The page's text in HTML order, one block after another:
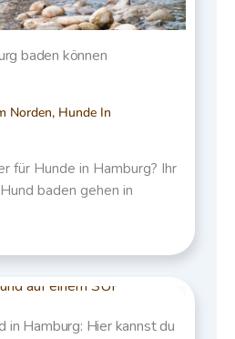
baden können
Norden, Hunde In
für Hunde in Hamburg? Ihr
baden gehen in
in Hamburg: Hier kannst du